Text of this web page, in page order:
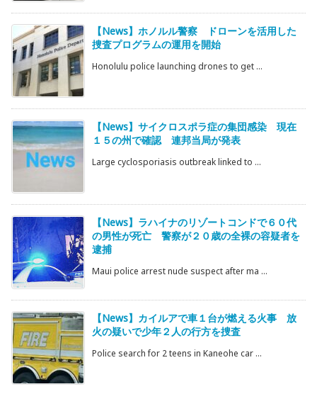
【News】ホノルル警察 ドローンを活用した
捜査プログラムの運用を開始
Honolulu police launching drones to get ...
【News】サイクロスポラ症の集団感染 現在
１５の州で確認 連邦当局が発表
Large cyclosporiasis outbreak linked to ...
【News】ラハイナのリゾートコンドで６０代
の男性が死亡 警察が２０歳の全裸の容疑者を
逮捕
Maui police arrest nude suspect after ma ...
【News】カイルアで車１台が燃える火事 放
火の疑いで少年２人の行方を捜査
Police search for 2 teens in Kaneohe car ...